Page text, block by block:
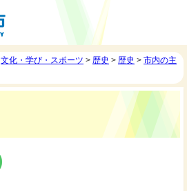
文化・学び・スポーツ > 歴史 > 歴史 > 市内の主